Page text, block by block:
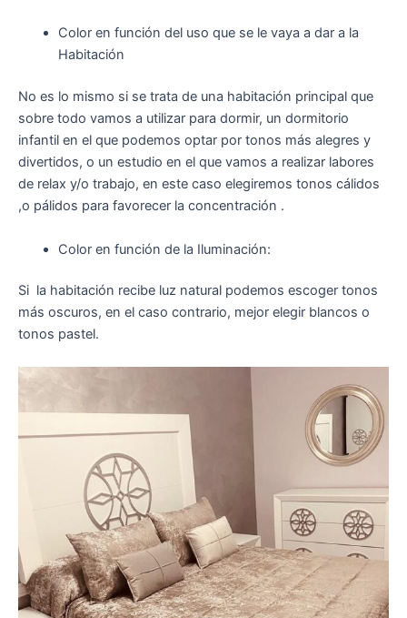
Color en función del uso que se le vaya a dar a la
Habitación
No es lo mismo si se trata de una habitación principal que
sobre todo vamos a utilizar para dormir, un dormitorio
infantil en el que podemos optar por tonos más alegres y
divertidos, o un estudio en el que vamos a realizar labores
de relax y/o trabajo, en este caso elegiremos tonos cálidos
,o pálidos para favorecer la concentración .
Color en función de la Iluminación:
Si la habitación recibe luz natural podemos escoger tonos
más oscuros, en el caso contrario, mejor elegir blancos o
tonos pastel.